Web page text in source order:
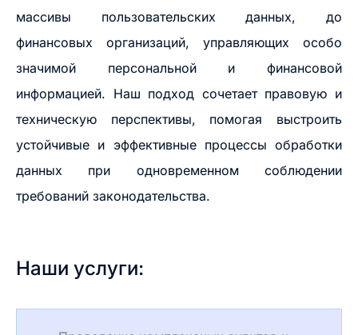
массивы пользовательских данных, до
финансовых организаций, управляющих особо
значимой персональной и финансовой
информацией. Наш подход сочетает правовую и
техническую перспективы, помогая выстроить
устойчивые и эффективные процессы обработки
данных при одновременном соблюдении
требований законодательства.
Наши услуги: